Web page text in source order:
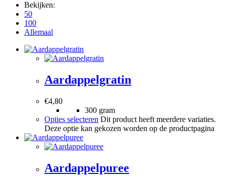
Bekijken:
50
100
Allemaal
Aardappelgratin
€4,80
300 gram
Opties selecteren Dit product heeft meerdere variaties.
Deze optie kan gekozen worden op de productpagina
Aardappelpuree